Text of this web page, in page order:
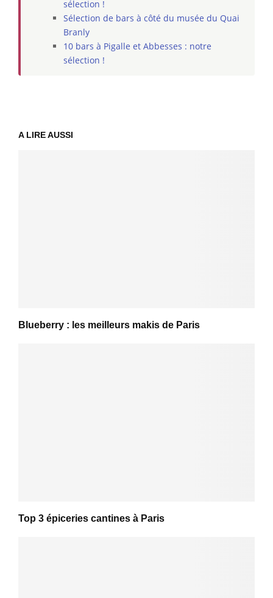
sélection !
Sélection de bars à côté du musée du Quai
Branly
10 bars à Pigalle et Abbesses : notre
sélection !
A LIRE AUSSI
Blueberry : les meilleurs makis de Paris
Top 3 épiceries cantines à Paris